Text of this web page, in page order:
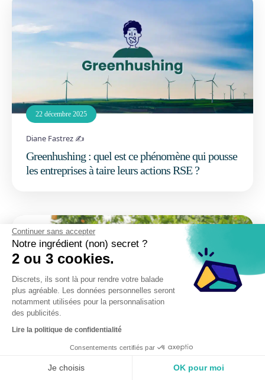
Continuer sans accepter
Notre ingrédient (non) secret ?
2 ou 3 cookies.
Discrets, ils sont là pour rendre votre balade
plus agréable. Les données personnelles seront
notamment utilisées pour la personnalisation
des publicités.
Lire la politique de confidentialité
Consentements certifiés par
Je choisis OK pour moi
22 décembre 2025
Diane Fastrez ✍️
Greenhushing : quel est ce phénomène qui pousse
les entreprises à taire leurs actions RSE ?